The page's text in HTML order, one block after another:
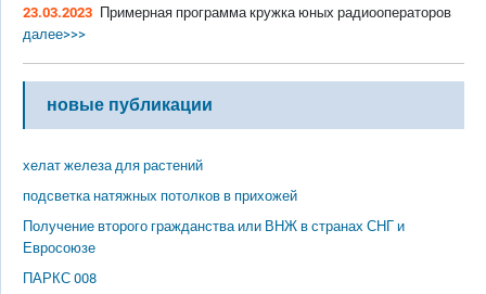
23.03.2023 Примерная программа кружка юных радиооператоров
далее>>>
новые публикации
хелат железа для растений
подсветка натяжных потолков в прихожей
Получение второго гражданства или ВНЖ в странах СНГ и
Евросоюзе
ПАРКС 008